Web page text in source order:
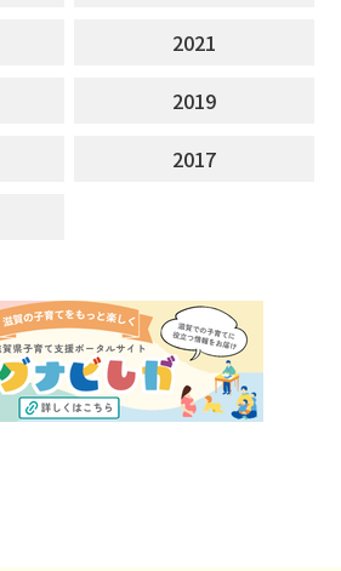
2021
2019
2017